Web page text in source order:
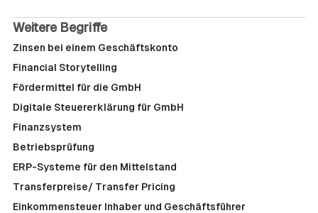
Weitere Begriffe
Zinsen bei einem Geschäftskonto
Financial Storytelling
Fördermittel für die GmbH
Digitale Steuererklärung für GmbH
Finanzsystem
Betriebsprüfung
ERP-Systeme für den Mittelstand
Transferpreise/ Transfer Pricing
Einkommensteuer Inhaber und Geschäftsführer